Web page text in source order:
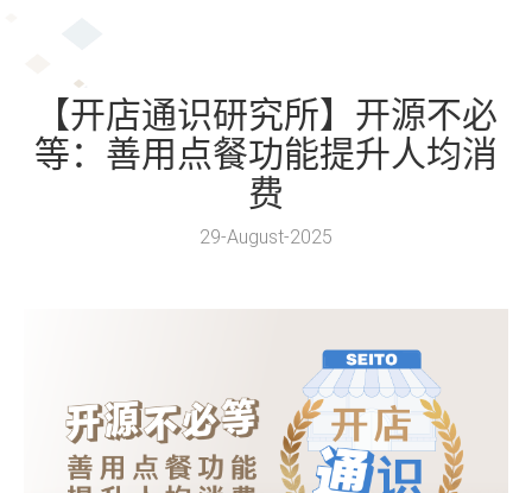
【开店通识研究所】开源不必
等：善用点餐功能提升人均消
费
29-August-2025